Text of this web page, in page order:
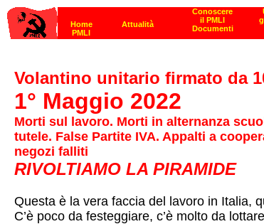
Volantino unitario firmato da
1° Maggio 2022
Morti sul lavoro. Morti in alternanza
tutele. False Partite IVA. Appalti a
negozi falliti
RIVOLTIAMO LA PIRAMIDE
Questa è la vera faccia del lavoro in Italia,
C’è poco da festeggiare, c’è molto da